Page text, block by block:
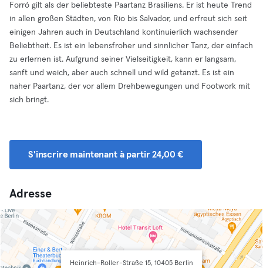
Forró gilt als der beliebteste Paartanz Brasiliens. Er ist heute Trend
in allen großen Städten, von Rio bis Salvador, und erfreut sich seit
einigen Jahren auch in Deutschland kontinuierlich wachsender
Beliebtheit. Es ist ein lebensfroher und sinnlicher Tanz, der einfach
zu erlernen ist. Aufgrund seiner Vielseitigkeit, kann er langsam,
sanft und weich, aber auch schnell und wild getanzt. Es ist ein
naher Paartanz, der vor allem Drehbewegungen und Footwork mit
sich bringt.
S'inscrire maintenant à partir 24,00 €
Adresse
Heinrich-Roller-Straße 15, 10405 Berlin